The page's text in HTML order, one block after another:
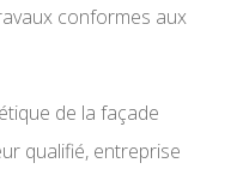
conformes aux
de la façade
qualifié, entreprise